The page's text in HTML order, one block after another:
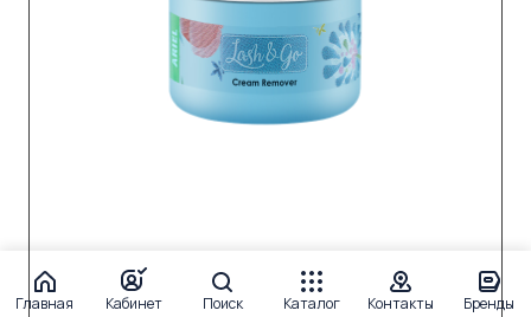
Главная Кабинет Поиск Каталог Контакты Бренды